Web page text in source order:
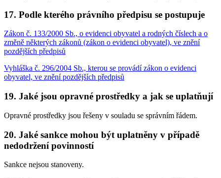
17. Podle kterého právního předpisu se postupuje
Zákon č. 133/2000 Sb., o evidenci obyvatel a rodných číslech a o
změně některých zákonů (zákon o evidenci obyvatel), ve znění
pozdějších předpisů
Vyhláška č. 296/2004 Sb., kterou se provádí zákon o evidenci
obyvatel, ve znění pozdějších předpisů
19. Jaké jsou opravné prostředky a jak se uplatňují
Opravné prostředky jsou řešeny v souladu se správním řádem.
20. Jaké sankce mohou být uplatněny v případě
nedodržení povinností
Sankce nejsou stanoveny.